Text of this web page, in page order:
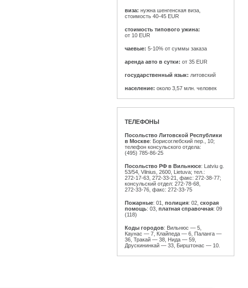
виза: нужна шенгенская виза,
стоимость 40-45 EUR
стоимость типового ужина:
от 10 EUR
чаевые: 5-10% от суммы заказа
аренда авто в сутки: от 35 EUR
государственный язык: литовский
население: около 3,57 млн. человек
ТЕЛЕФОНЫ
Посольство Литовской Республики
в Москве: Борисоглебский пер., 10;
телефон консульского отдела:
(495) 785-86-25
Посольство РФ в Вильнюсе: Latviu g.
53/54, Vilnius, 2600, Lietuva; тел.:
272-17-63, 272-33-21, факс: 272-38-77;
консульский отдел: 272-78-68,
272-33-76, факс: 272-33-75
Пожарные: 01, полиция: 02, скорая
помощь: 03, платная справочная: 09
(118)
Коды городов: Вильнюс — 5,
Каунас — 7, Клайпеда — 6, Паланга —
36, Тракай — 38, Нида — 59,
Друскининкай — 33, Бирштонас — 10.